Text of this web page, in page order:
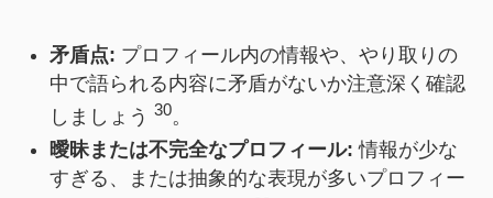
矛盾点: プロフィール内の情報や、やり取りの
中で語られる内容に矛盾がないか注意深く確認
しましょう 30。
曖昧または不完全なプロフィール: 情報が少な
すぎる、または抽象的な表現が多いプロフィー